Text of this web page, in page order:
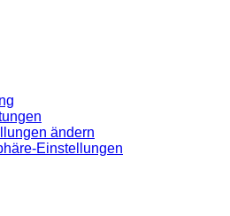
ändern
Einstellungen